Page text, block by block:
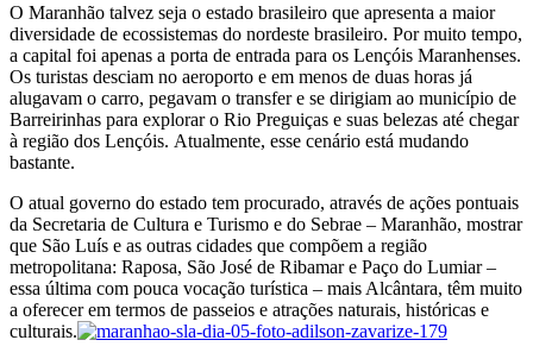
O Maranhão talvez seja o estado brasileiro que apresenta a maior
diversidade de ecossistemas do nordeste brasileiro. Por muito tempo,
a capital foi apenas a porta de entrada para os Lençóis Maranhenses.
Os turistas desciam no aeroporto e em menos de duas horas já
alugavam o carro, pegavam o transfer e se dirigiam ao município de
Barreirinhas para explorar o Rio Preguiças e suas belezas até chegar
à região dos Lençóis. Atualmente, esse cenário está mudando
bastante.
O atual governo do estado tem procurado, através de ações pontuais
da Secretaria de Cultura e Turismo e do Sebrae – Maranhão, mostrar
que São Luís e as outras cidades que compõem a região
metropolitana: Raposa, São José de Ribamar e Paço do Lumiar –
essa última com pouca vocação turística – mais Alcântara, têm muito
a oferecer em termos de passeios e atrações naturais, históricas e
culturais.